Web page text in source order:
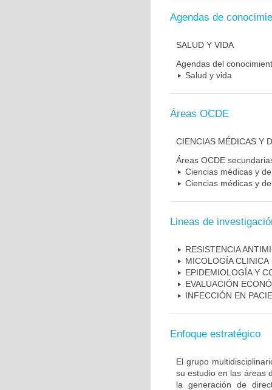
Agendas de
SALUD Y VIDA
Agendas del
Salud y vida
Áreas OCDE
CIENCIAS MÉDICAS Y
Áreas OCDE
Ciencias médicas y
Ciencias médicas y
Lineas de
RESISTENCIA
MICOLOGÍA CLINICA
EPIDEMIOLOGÍA Y
EVALUACIÓN
INFECCIÓN EN
Enfoque estratégico
El grupo
su estudio en las áreas
la generación de